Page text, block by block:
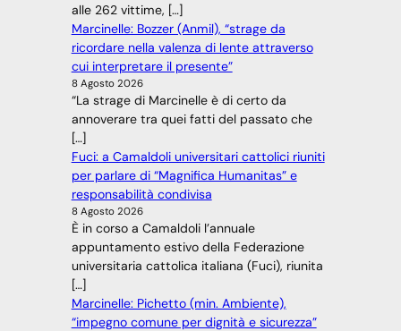
alle 262 vittime, […]
Marcinelle: Bozzer (Anmil), “strage da
ricordare nella valenza di lente attraverso
cui interpretare il presente”
8 Agosto 2026
“La strage di Marcinelle è di certo da
annoverare tra quei fatti del passato che
[…]
Fuci: a Camaldoli universitari cattolici riuniti
per parlare di “Magnifica Humanitas” e
responsabilità condivisa
8 Agosto 2026
È in corso a Camaldoli l’annuale
appuntamento estivo della Federazione
universitaria cattolica italiana (Fuci), riunita
[…]
Marcinelle: Pichetto (min. Ambiente),
“impegno comune per dignità e sicurezza”